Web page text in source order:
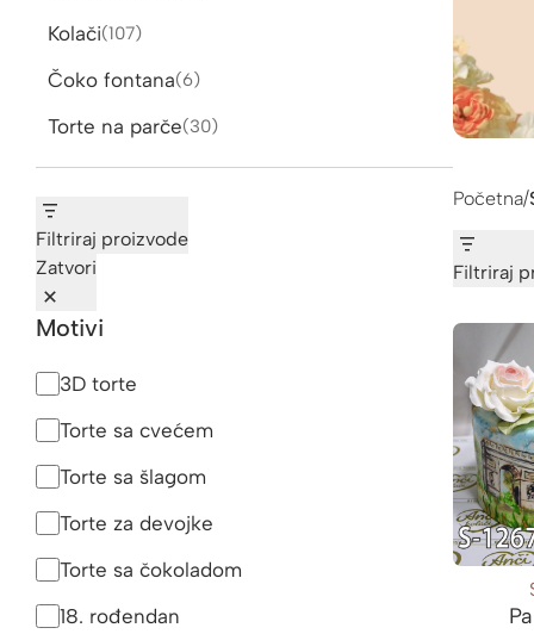
Početna/
Filtriraj
Kolači 107107
Čoko fontana 66
Torte na parče 3030
Filtriraj proizvode
Zatvori
Motivi
Motivi3D torte
Torte sa cvećem
Torte sa šlagom
Torte za devojke
Torte sa čokoladom
18. rođendan